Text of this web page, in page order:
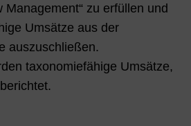
Management“ zu erfüllen und
Umsätze aus der
auszuschließen.
taxonomiefähige Umsätze,